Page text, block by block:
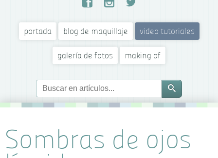
portada blog de maquillaje video tutoriales
galería de fotos making of
Sombras de ojos